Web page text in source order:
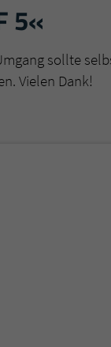
5«
sollte
Vielen Dank!